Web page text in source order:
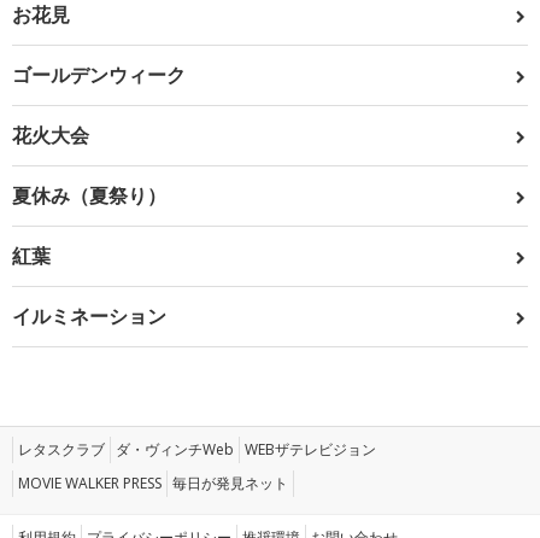
お花見
ゴールデンウィーク
花火大会
夏休み（夏祭り）
紅葉
イルミネーション
レタスクラブ ダ・ヴィンチWeb WEBザテレビジョン
MOVIE WALKER PRESS 毎日が発見ネット